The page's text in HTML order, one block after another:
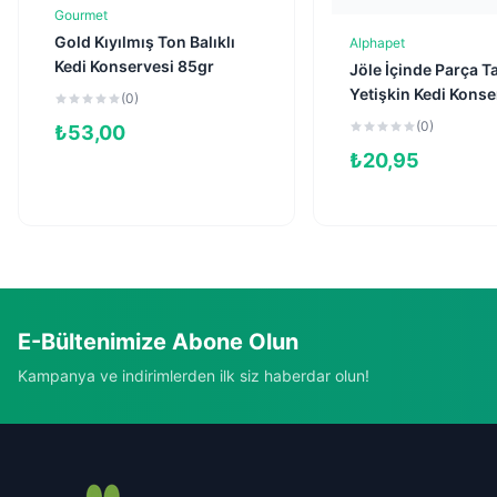
Gourmet
Gold Kıyılmış Ton Balıklı
Kedi Konservesi 85gr
(0)
₺53,00
Alphapet
Jöle İçinde Parça
Yetişkin Kedi
85gr
(0)
₺20,95
E-Bültenimize Abone Olun
Kampanya ve indirimlerden ilk siz haberdar olun!